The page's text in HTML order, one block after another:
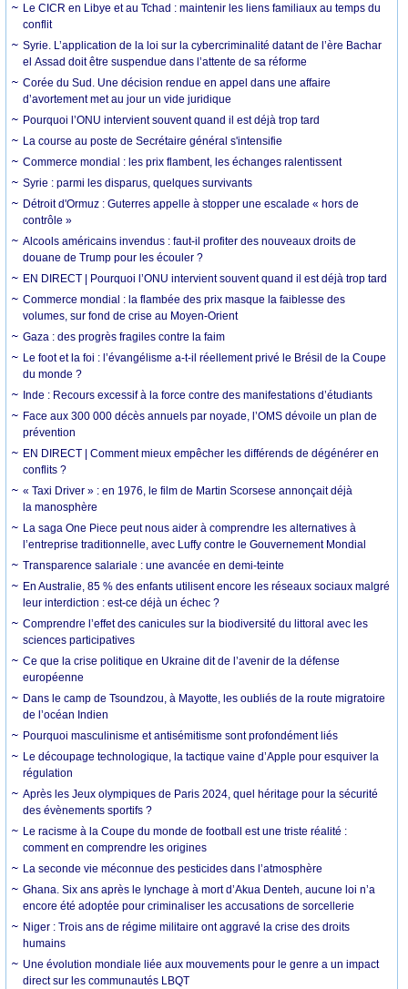
Le CICR en Libye et au Tchad : maintenir les liens familiaux au temps du
conflit
Syrie. L’application de la loi sur la cybercriminalité datant de l’ère Bachar
el Assad doit être suspendue dans l’attente de sa réforme
Corée du Sud. Une décision rendue en appel dans une affaire
d’avortement met au jour un vide juridique
Pourquoi l’ONU intervient souvent quand il est déjà trop tard
La course au poste de Secrétaire général s'intensifie
Commerce mondial : les prix flambent, les échanges ralentissent
Syrie : parmi les disparus, quelques survivants
Détroit d'Ormuz : Guterres appelle à stopper une escalade « hors de
contrôle »
Alcools américains invendus : faut-il profiter des nouveaux droits de
douane de Trump pour les écouler ?
EN DIRECT | Pourquoi l’ONU intervient souvent quand il est déjà trop tard
Commerce mondial : la flambée des prix masque la faiblesse des
volumes, sur fond de crise au Moyen-Orient
Gaza : des progrès fragiles contre la faim
Le foot et la foi : l’évangélisme a-t-il réellement privé le Brésil de la Coupe
du monde ?
Inde : Recours excessif à la force contre des manifestations d’étudiants
Face aux 300 000 décès annuels par noyade, l’OMS dévoile un plan de
prévention
EN DIRECT | Comment mieux empêcher les différends de dégénérer en
conflits ?
« Taxi Driver » : en 1976, le film de Martin Scorsese annonçait déjà
la manosphère
La saga One Piece peut nous aider à comprendre les alternatives à
l’entreprise traditionnelle, avec Luffy contre le Gouvernement Mondial
Transparence salariale : une avancée en demi-teinte
En Australie, 85 % des enfants utilisent encore les réseaux sociaux malgré
leur interdiction : est-ce déjà un échec ?
Comprendre l’effet des canicules sur la biodiversité du littoral avec les
sciences participatives
Ce que la crise politique en Ukraine dit de l’avenir de la défense
européenne
Dans le camp de Tsoundzou, à Mayotte, les oubliés de la route migratoire
de l’océan Indien
Pourquoi masculinisme et antisémitisme sont profondément liés
Le découpage technologique, la tactique vaine d’Apple pour esquiver la
régulation
Après les Jeux olympiques de Paris 2024, quel héritage pour la sécurité
des évènements sportifs ?
Le racisme à la Coupe du monde de football est une triste réalité :
comment en comprendre les origines
La seconde vie méconnue des pesticides dans l’atmosphère
Ghana. Six ans après le lynchage à mort d’Akua Denteh, aucune loi n’a
encore été adoptée pour criminaliser les accusations de sorcellerie
Niger : Trois ans de régime militaire ont aggravé la crise des droits
humains
Une évolution mondiale liée aux mouvements pour le genre a un impact
direct sur les communautés LBQT